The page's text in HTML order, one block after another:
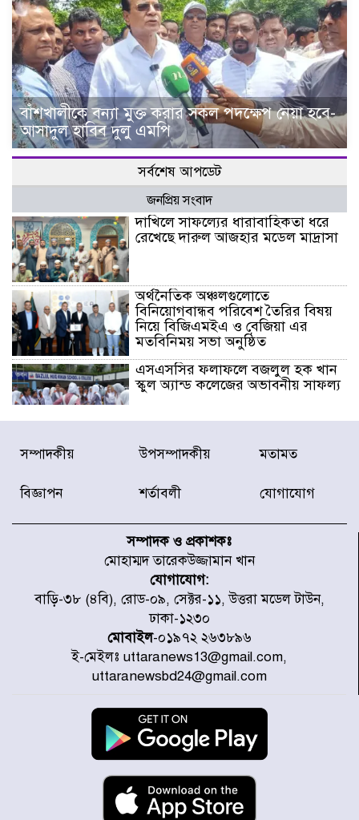
বাঁশখালীকে বন্যা মুক্ত করার সকল পদক্ষেপ নেয়া হবে-
আসাদুল হাবিব দুলু এমপি
সর্বশেষ আপডেট
জনপ্রিয় সংবাদ
দাখিলে সাফল্যের ধারাবাহিকতা ধরে
রেখেছে দারুল আজহার মডেল মাদ্রাসা
অর্থনৈতিক অঞ্চলগুলোতে
বিনিয়োগবান্ধব পরিবেশ তৈরির বিষয়
নিয়ে বিজিএমইএ ও বেজিয়া এর
মতবিনিময় সভা অনুষ্ঠিত
এসএসসির ফলাফলে বজলুল হক খান
স্কুল অ্যান্ড কলেজের অভাবনীয় সাফল্য
দাখিলে শতভাগ সাফল্য, দেশসেরা
তানযীমুল উম্মাহ আলিম মাদরাসা
কলেজের প্রশংসনীয় সাফল্য
বিমানবাহিনীর উইং কমান্ডার সাইফুর
রহমানের বিরুদ্ধে গ্রেপ্তারি পরোয়ানা
রাষ্ট্রপতি পদে হতে যাচ্ছে ভোট,
ইতিহাসে দ্বিতীয়বার
রাষ্ট্রপতি নির্বাচনে ১১ দলীয় জোটের
প্রার্থী কর্নেল অলি আহমদ
ডিএনসিসির সঙ্গে সমন্বয়ে পরিচ্ছন্নতার
সম্পাদকীয় উপসম্পাদকীয় মতামত
বিজ্ঞাপন শর্তাবলী যোগাযোগ
সম্পাদক ও প্রকাশকঃ
মোহাম্মদ তারেকউজ্জামান খান
যোগাযোগ:
বাড়ি-৩৮ (৪বি), রোড-০৯, সেক্টর-১১, উত্তরা মডেল টাউন,
ঢাকা-১২৩০
মোবাইল-০১৯৭২ ২৬৩৮৯৬
ই-মেইলঃ uttaranews13@gmail.com,
uttaranewsbd24@gmail.com